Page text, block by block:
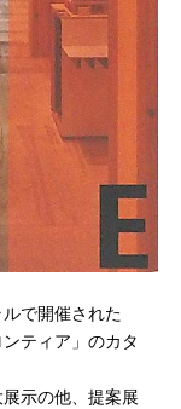
で開催された
ティア」のカタ
示の他、提案展